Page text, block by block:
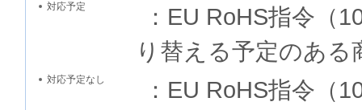
対応予定
：EU RoHS指令（
り替える予定のある
対応予定なし
：EU RoHS指令（